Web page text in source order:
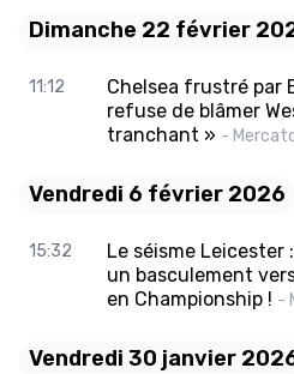
Dimanche 22 février
11:12
Chelsea frustré par
refuse de blâmer
tranchant » -
Vendredi 6 février 2026
15:32
Le séisme Leicester
un basculement
en Championship ! -
Vendredi 30 janvier